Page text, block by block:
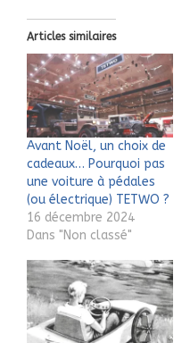
Articles similaires
Avant Noël, un choix de
cadeaux… Pourquoi pas
une voiture à pédales
(ou électrique) TETWO ?
16 décembre 2024
Dans "Non classé"